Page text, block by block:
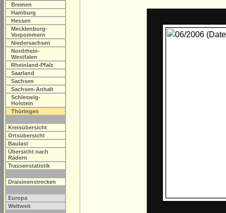
Bremen
Hamburg
Hessen
Mecklenburg-
Vorpommern
Niedersachsen
Nordrhein-
Westfalen
Rheinland-Pfalz
Saarland
Sachsen
Sachsen-Anhalt
Schleswig-
Holstein
Thüringen
Kreisübersicht
Ortsübersicht
Baulast
Übersicht nach
Rädern
Trassenstatistik
Draisinenstrecken
Europa
Weltweit